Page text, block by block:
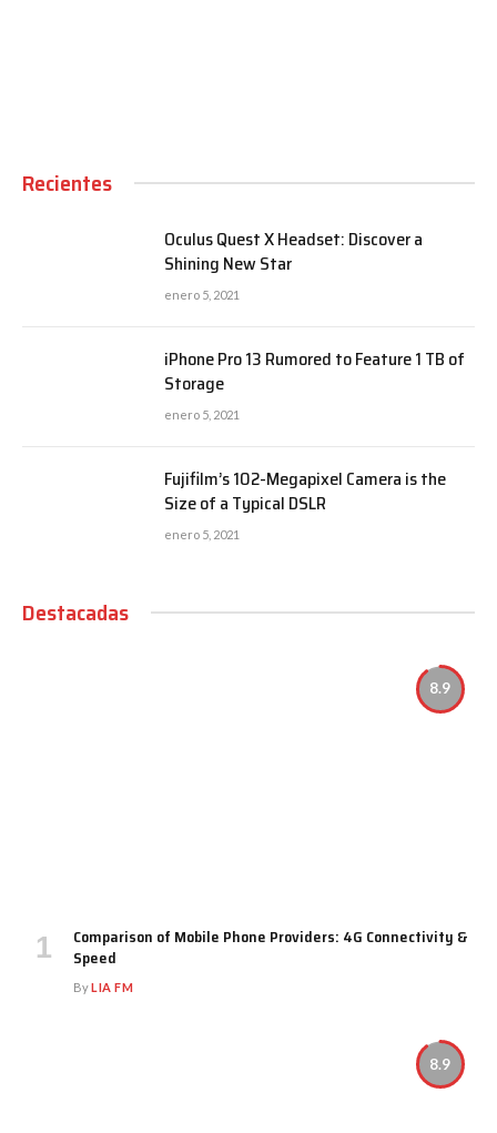
Recientes
Oculus Quest X Headset: Discover a
Shining New Star
enero 5, 2021
iPhone Pro 13 Rumored to Feature 1 TB of
Storage
enero 5, 2021
Fujifilm’s 102-Megapixel Camera is the
Size of a Typical DSLR
enero 5, 2021
Destacadas
8.9
Comparison of Mobile Phone Providers: 4G Connectivity &
Speed
ByLIA FM
8.9